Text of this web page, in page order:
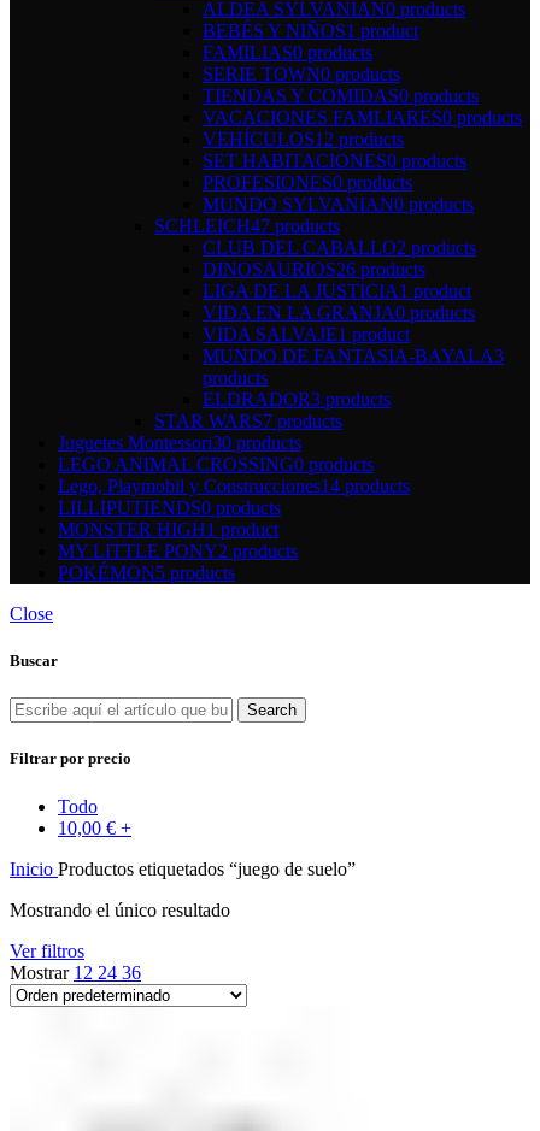
ALDEA SYLVANIAN0 products
BEBÉS Y NIÑOS1 product
FAMILIAS0 products
SERIE TOWN0 products
TIENDAS Y COMIDAS0 products
VACACIONES FAMLIARES0 products
VEHÍCULOS12 products
SET HABITACIONES0 products
PROFESIONES0 products
MUNDO SYLVANIAN0 products
SCHLEICH47 products
CLUB DEL CABALLO2 products
DINOSAURIOS26 products
LIGA DE LA JUSTICIA1 product
VIDA EN LA GRANJA0 products
VIDA SALVAJE1 product
MUNDO DE FANTASIA-BAYALA3
products
ELDRADOR3 products
STAR WARS7 products
Juguetes Montessori30 products
LEGO ANIMAL CROSSING0 products
Lego, Playmobil y Construcciones14 products
LILLIPUTIENDS0 products
MONSTER HIGH1 product
MY LITTLE PONY2 products
POKÉMON5 products
Close
Buscar
Search
Filtrar por precio
Todo
10,00 € +
Inicio Productos etiquetados “juego de suelo”
Mostrando el único resultado
Ver filtros
Mostrar 12 24 36